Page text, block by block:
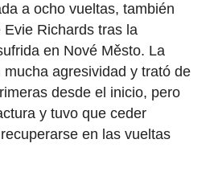
a ocho vueltas, también
Richards tras la
en Nové Město. La
agresividad y trató de
desde el inicio, pero
y tuvo que ceder
en las vueltas